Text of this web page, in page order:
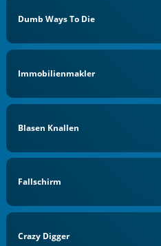
Dumb Ways To Die
Immobilienmakler
Blasen Knallen
Fallschirm
Crazy Digger